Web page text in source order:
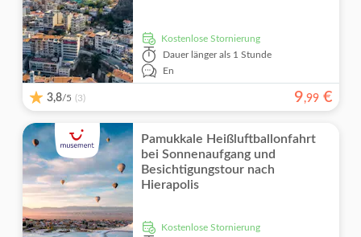
kostenlose Stornierung
Dauer länger als 1 Stunde
En
3,8/5 (3) 9,99 €
Pamukkale Heißluftballonfahrt
bei Sonnenaufgang und
Besichtigungstour nach
Hierapolis
kostenlose Stornierung